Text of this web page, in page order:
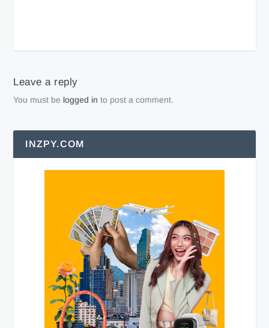
Leave a reply
You must be logged in to post a comment.
INZPY.COM